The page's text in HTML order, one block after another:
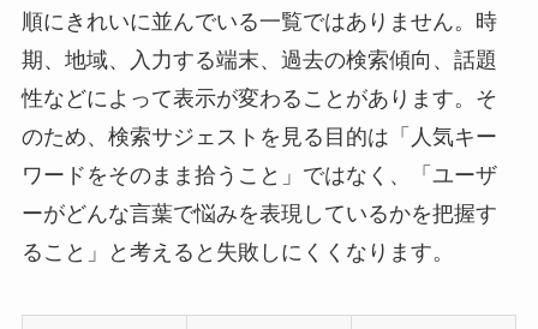
順にきれいに並んでいる一覧ではありません。時
期、地域、入力する端末、過去の検索傾向、話題
性などによって表示が変わることがあります。そ
のため、検索サジェストを見る目的は「人気キー
ワードをそのまま拾うこと」ではなく、「ユーザ
ーがどんな言葉で悩みを表現しているかを把握す
ること」と考えると失敗しにくくなります。